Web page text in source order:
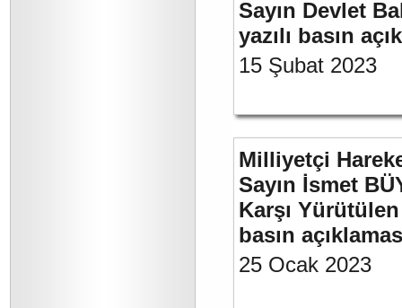
Sayın Devlet
yazılı basın
15 Şubat 2023
Milliyetçi
Sayın İsmet
Karşı Yürütülen
basın
25 Ocak 2023